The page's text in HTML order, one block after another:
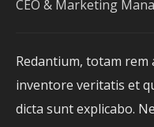
CEO & Marketing
Redantium, totam rem
inventore veritatis et
dicta sunt explicabo.